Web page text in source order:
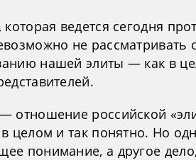
ведется сегодня
не рассматривать
нашей элиты — как в
отношение российской
целом и так понятно. Но
понимание, а другое